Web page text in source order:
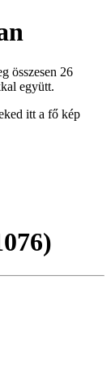
összesen 26
együtt.
itt a fő kép